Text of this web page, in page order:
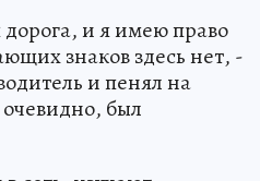
дорога, и я имею право
знаков здесь нет, -
и пенял на
был